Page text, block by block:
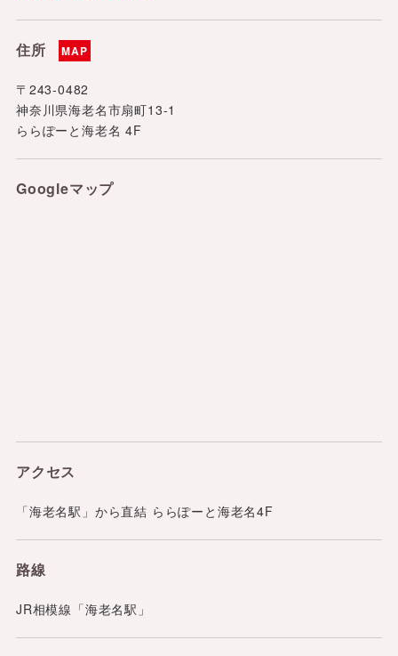
住所 MAP
〒243-0482
神奈川県海老名市扇町13-1
ららぽーと海老名 4F
Googleマップ
アクセス
「海老名駅」から直結 ららぽーと海老名4F
路線
JR相模線「海老名駅」